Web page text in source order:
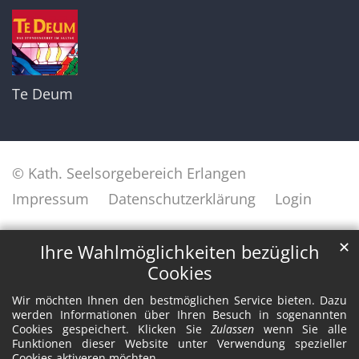
Ihre Wahlmöglichkeiten bezüglich
Cookies
Wir möchten Ihnen den bestmöglichen Service bieten. Dazu
werden Informationen über Ihren Besuch in sogenannten
Cookies gespeichert. Klicken SieZulassen wenn Sie alle
Funktionen dieser Website unter Verwendung spezieller
✕
Te Deum
© Kath. Seelsorgebereich Erlangen
Impressum
Datenschutzerklärung Login